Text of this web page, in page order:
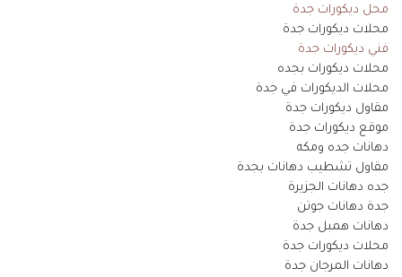
محل ديكورات جدة
محلات ديكورات جدة
فني ديكورات جدة
محلات ديكورات بجده
محلات الديكورات في جدة
مقاول ديكورات جدة
موقع ديكورات جدة
دهانات جده ومكه
مقاول تشطيب دهانات بجدة
جده دهانات الجزيرة
جدة دهانات جوتن
دهانات همبل جدة
محلات ديكورات جدة
دهانات المرجان جدة